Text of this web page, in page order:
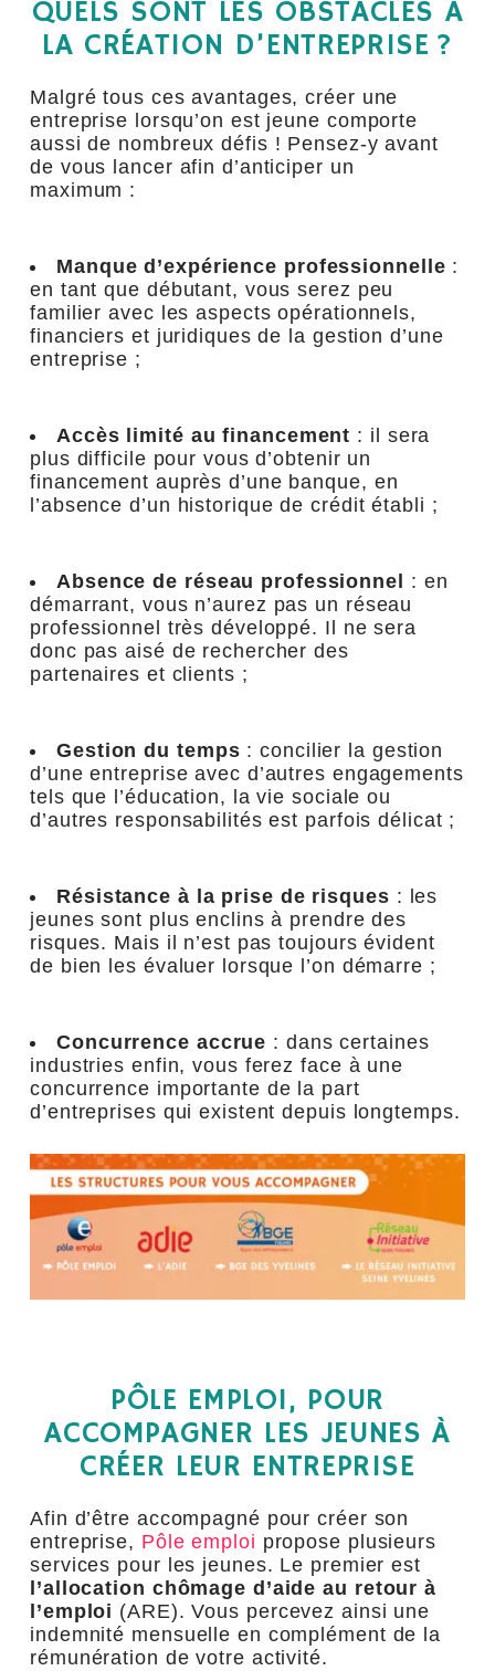
QUELS SONT LES OBSTACLES À
LA CRÉATION D’ENTREPRISE ?
Malgré tous ces avantages, créer une
entreprise lorsqu’on est jeune comporte
aussi de nombreux défis ! Pensez-y avant
de vous lancer afin d’anticiper un
maximum :
Manque d’expérience professionnelle :
en tant que débutant, vous serez peu
familier avec les aspects opérationnels,
financiers et juridiques de la gestion d’une
entreprise ;
Accès limité au financement : il sera
plus difficile pour vous d’obtenir un
financement auprès d’une banque, en
l’absence d’un historique de crédit établi ;
Absence de réseau professionnel : en
démarrant, vous n’aurez pas un réseau
professionnel très développé. Il ne sera
donc pas aisé de rechercher des
partenaires et clients ;
Gestion du temps : concilier la gestion
d’une entreprise avec d’autres engagements
tels que l’éducation, la vie sociale ou
d’autres responsabilités est parfois délicat ;
Résistance à la prise de risques : les
jeunes sont plus enclins à prendre des
risques. Mais il n’est pas toujours évident
de bien les évaluer lorsque l’on démarre ;
Concurrence accrue : dans certaines
industries enfin, vous ferez face à une
concurrence importante de la part
d’entreprises qui existent depuis longtemps.
PÔLE EMPLOI, POUR
ACCOMPAGNER LES JEUNES À
CRÉER LEUR ENTREPRISE
Afin d’être accompagné pour créer son
entreprise, Pôle emploi propose plusieurs
services pour les jeunes. Le premier est
l’allocation chômage d’aide au retour à
l’emploi (ARE). Vous percevez ainsi une
indemnité mensuelle en complément de la
rémunération de votre activité.